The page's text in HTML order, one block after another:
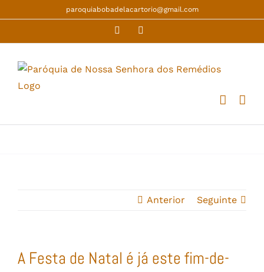
content
paroquiabobadelacartorio@gmail.com
Facebook
Anterior Seguinte
A Festa de Natal é já este fim-de-